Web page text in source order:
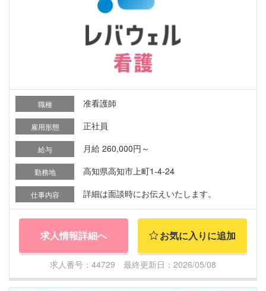
職種 准看護師
雇用形態 正社員
給与 月給 260,000円～
勤務地 高知県高知市上町1-4-24
仕事内容 詳細は面談時にお伝えいたします。
求人情報詳細へ お気に入りに追加
求人番号：44729 最終更新日：2026/05/08